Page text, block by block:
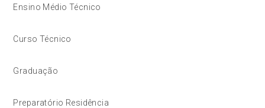
Ensino Médio Técnico
Curso Técnico
Graduação
Preparatório Residência